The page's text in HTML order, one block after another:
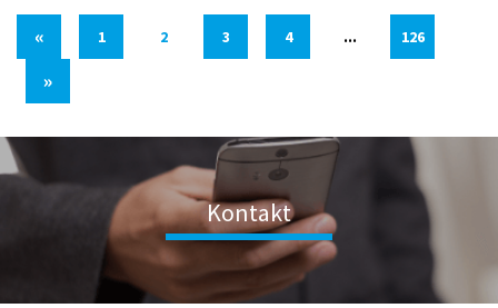
« 1 2 3 4 ... 126
»
Kontakt